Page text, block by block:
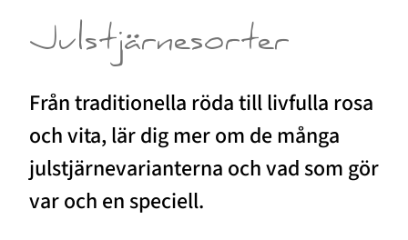
Julstjärnesorter
Från traditionella röda till livfulla rosa
och vita, lär dig mer om de många
julstjärnevarianterna och vad som gör
var och en speciell.